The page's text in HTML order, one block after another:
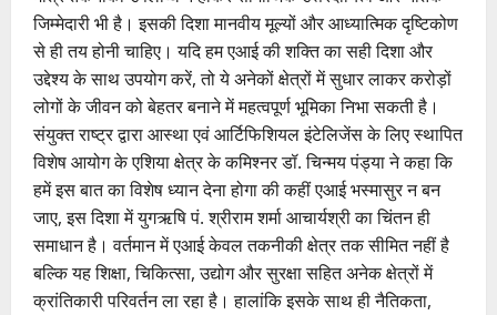
जिम्मेदारी भी है। इसकी दिशा मानवीय मूल्यों और आध्यात्मिक दृष्टिकोण
से ही तय होनी चाहिए। यदि हम एआई की शक्ति का सही दिशा और
उद्देश्य के साथ उपयोग करें, तो ये अनेकों क्षेत्रों में सुधार लाकर करोड़ों
लोगों के जीवन को बेहतर बनाने में महत्वपूर्ण भूमिका निभा सकती है।
संयुक्त राष्ट्र द्वारा आस्था एवं आर्टिफिशियल इंटेलिजेंस के लिए स्थापित
विशेष आयोग के एशिया क्षेत्र के कमिश्नर डॉ. चिन्मय पंड्या ने कहा कि
हमें इस बात का विशेष ध्यान देना होगा की कहीं एआई भस्मासुर न बन
जाए, इस दिशा में युगऋषि पं. श्रीराम शर्मा आचार्यश्री का चिंतन ही
समाधान है। वर्तमान में एआई केवल तकनीकी क्षेत्र तक सीमित नहीं है
बल्कि यह शिक्षा, चिकित्सा, उद्योग और सुरक्षा सहित अनेक क्षेत्रों में
क्रांतिकारी परिवर्तन ला रहा है। हालांकि इसके साथ ही नैतिकता,